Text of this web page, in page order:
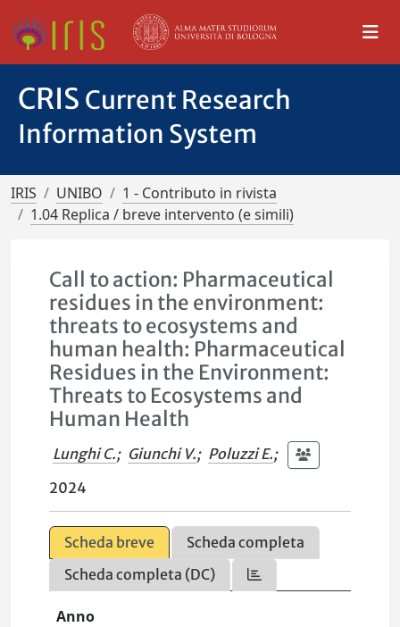
CRIS Current Research
Information System
IRIS UNIBO
1 - Contributo in rivista
1.04 Replica / breve intervento (e simili)
Call to action: Pharmaceutical
residues in the environment:
threats to ecosystems and
human health: Pharmaceutical
Residues in the Environment:
Threats to Ecosystems and
Human Health
Lunghi C.; Giunchi V.; Poluzzi E.;
2024
Scheda breve
Scheda completa
Scheda completa (DC)
Anno